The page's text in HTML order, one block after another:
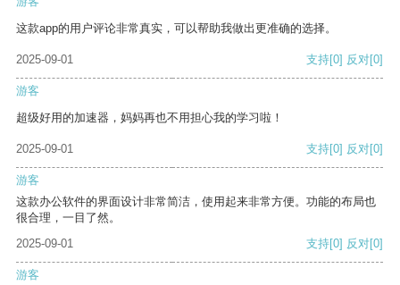
这款app的用户评论非常真实，可以帮助我做出更准确的选择。
2025-09-01 支持[0] 反对[0]
游客
超级好用的加速器，妈妈再也不用担心我的学习啦！
2025-09-01 支持[0] 反对[0]
游客
这款办公软件的界面设计非常简洁，使用起来非常方便。功能的布局也
很合理，一目了然。
2025-09-01
支持[0] 反对[0]
游客